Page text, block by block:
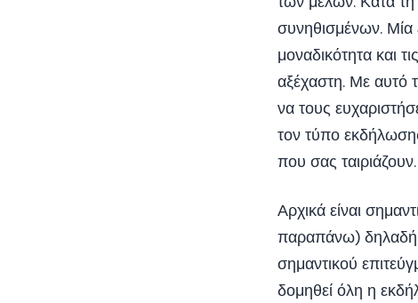
συνηθισμένων. Μία
μοναδικότητα και
αξέχαστη. Με αυτό
να τους
τον τύπο
που σας ταιριάζουν.
Αρχικά είναι
παραπάνω) δηλαδή
σημαντικού
δομηθεί όλη η